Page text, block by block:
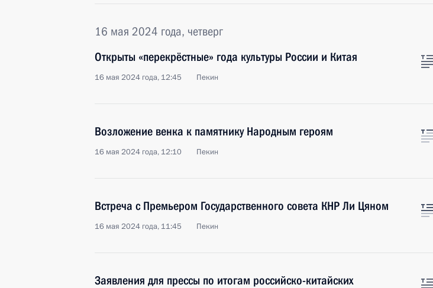
16 мая 2024 года, четверг
Открыты «перекрёстные» года культуры России и Китая
16 мая 2024 года, 12:45 Пекин
Возложение венка к памятнику Народным героям
16 мая 2024 года, 12:10 Пекин
Встреча с Премьером Государственного совета КНР Ли Цяном
16 мая 2024 года, 11:45 Пекин
Заявления для прессы по итогам российско-китайских